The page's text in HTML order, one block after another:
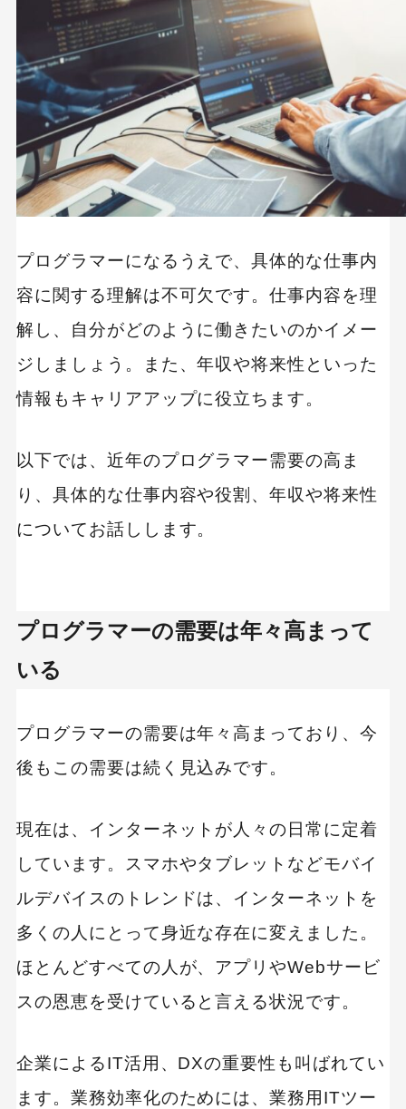
プログラマーになるうえで、具体的な仕事内
容に関する理解は不可欠です。仕事内容を理
解し、自分がどのように働きたいのかイメー
ジしましょう。また、年収や将来性といった
情報もキャリアアップに役立ちます。
以下では、近年のプログラマー需要の高ま
り、具体的な仕事内容や役割、年収や将来性
についてお話しします。
プログラマーの需要は年々高まって
いる
プログラマーの需要は年々高まっており、今
後もこの需要は続く見込みです。
現在は、インターネットが人々の日常に定着
しています。スマホやタブレットなどモバイ
ルデバイスのトレンドは、インターネットを
多くの人にとって身近な存在に変えました。
ほとんどすべての人が、アプリやWebサービ
スの恩恵を受けていると言える状況です。
企業によるIT活用、DXの重要性も叫ばれてい
ます。業務効率化のためには、業務用ITツー